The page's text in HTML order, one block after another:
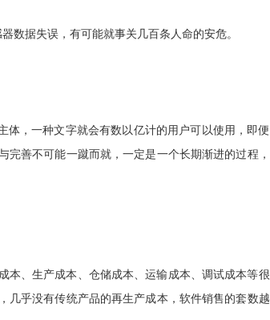
数据失误，有可能就事关几百条人命的安危。
体，一种文字就会有数以亿计的用户可以使用，即
完善不可能一蹴而就，一定是一个长期渐进的过程
本、生产成本、仓储成本、运输成本、调试成本等
几乎没有传统产品的再生产成本，软件销售的套数